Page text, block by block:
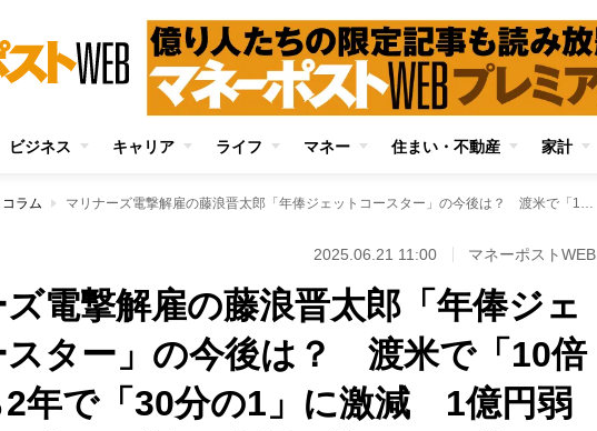
ビジネス キャリア ライフ マネー 住まい・不動産 家計
コラム マリナーズ電撃解雇の藤浪晋太郎「年俸ジェットコースター」の今後は？ 渡米で「10倍増」から2年で「30分の1」に激減 1億円弱の譲渡金を得た阪神が復帰を許すかに注目
2025.06.21 11:00 マネーポストWEB
電撃解雇の藤浪晋太郎「年俸ジェ
スター」の今後は？ 渡米で「10倍
2年で「30分の1」に激減 1億円弱